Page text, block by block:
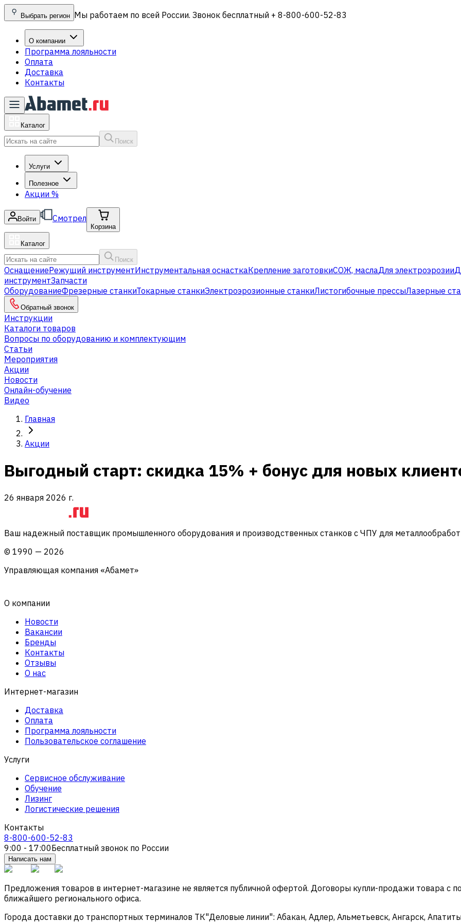
Выбрать регион Мы работаем по всей России. Звонок бесплатный + 8-800-600-52-83
О компании
Программа лояльности
Оплата
Доставка
Контакты
Каталог
Поиск
Услуги
Полезное
Акции %
Войти Смотрел
Корзина
Каталог
Поиск
ОснащениеРежущий инструментИнструментальная оснасткаКрепление заготовкиСОЖ, маслаДля электроэрозии
инструментЗапчасти
ОборудованиеФрезерные станкиТокарные станкиЭлектроэрозионные станкиЛистогибочные прессыЛазерные
Обратный звонок
Инструкции
Каталоги товаров
Вопросы по оборудованию и комплектующим
Статьи
Мероприятия
Акции
Новости
Онлайн-обучение
Видео
Главная
Акции
Выгодный старт: скидка 15% + бонус для новых
26 января 2026 г.
Ваш надежный поставщик промышленного оборудования и производственных станков с ЧПУ для
© 1990 — 2026
Управляющая компания «Абамет»
О компании
Новости
Вакансии
Бренды
Контакты
Отзывы
О нас
Интернет-магазин
Доставка
Оплата
Программа лояльности
Пользовательское соглашение
Услуги
Сервисное обслуживание
Обучение
Лизинг
Логистические решения
Контакты
8-800-600-52-83
9:00 - 17:00Бесплатный звонок по России
Написать нам
Предложения товаров в интернет-магазине не является публичной офертой. Договоры купли-продажи товара с
ближайшего регионального офиса.
Города доставки до транспортных терминалов ТК"Деловые линии": Абакан, Адлер, Альметьевск, Ангарск,